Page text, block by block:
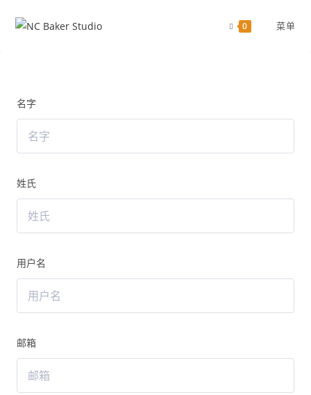
0 菜单
名字
姓氏
用户名
邮箱